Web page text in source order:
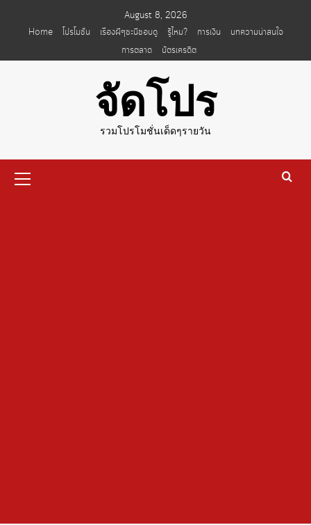
August 8, 2026
Home
โปรโมชั่น เรื่องผีๆชะนีชอบดู รู้ไหม? การเงิน
บทความน่าสนใจ
การตลาด
บัตรเครดิต
จัดโปร
รวมโปรโมชั่นเด็ดๆรายวัน
Menu